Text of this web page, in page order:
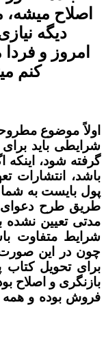
اصلاح
دیگه
امروز و
کنم
اولاً موضوع
شرایطی باید
گرفته شود،
باشد، انتشارات
پول بایست به شما
طریق طرح دعوای
مدتی تعیین
شرایط متفاوت
چون در این
برای تحویل
بازنگری و اصلاح
فروش بوده و همه